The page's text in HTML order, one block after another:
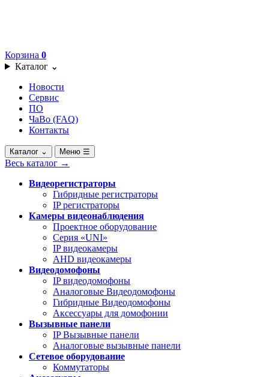
Корзина 0
Каталог ⌄
Новости
Сервис
ПО
ЧаВо (FAQ)
Контакты
Каталог ⌄ Меню ☰
Весь каталог →
Видеорегистраторы
Гибридные регистраторы
IP регистраторы
Камеры видеонаблюдения
Проектное оборудование
Серия «UNI»
IP видеокамеры
AHD видеокамеры
Видеодомофоны
IP видеодомофоны
Аналоговые Видеодомофоны
Гибридные Видеодомофоны
Аксессуары для домофонии
Вызывные панели
IP Вызывные панели
Аналоговые вызывные панели
Сетевое оборудование
Коммутаторы